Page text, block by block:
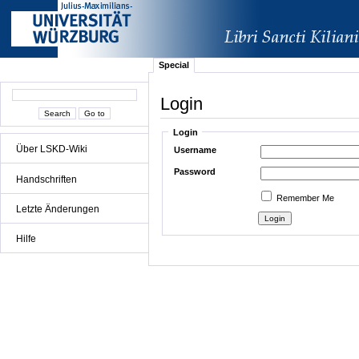
Über LSKD-Wiki
Handschriften
Letzte Änderungen
Hilfe
Special
Login
Login
Username
Password
Remember Me